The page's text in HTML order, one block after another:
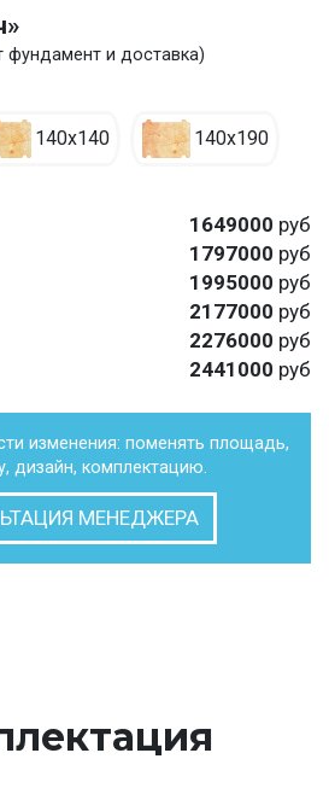
фундамент и доставка)
140х140 140х190
1649000 руб
1797000 руб
1995000 руб
2177000 руб
2276000 руб
2441000 руб
изменения: поменять площадь,
дизайн, комплектацию.
МЕНЕДЖЕРА